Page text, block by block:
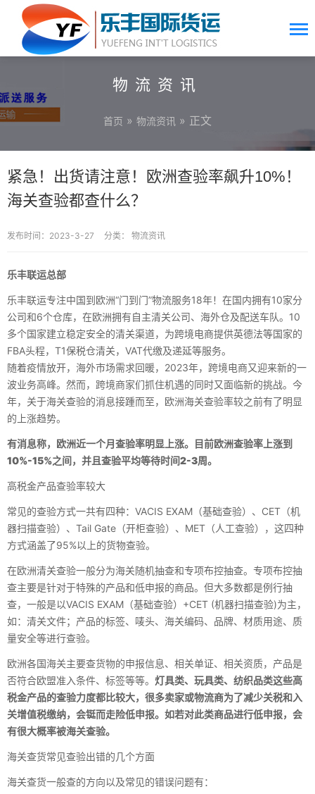
物流资讯
首页 » 物流资讯 » 正文
紧急！出货请注意！欧洲查验率飙升10%！
海关查验都查什么？
发布时间：2023-3-27 分类： 物流资讯
乐丰联运总部
乐丰联运专注中国到欧洲“门到门”物流服务18年！在国内拥有10家分
公司和6个仓库，在欧洲拥有自主清关公司、海外仓及配送车队。10
多个国家建立稳定安全的清关渠道，为跨境电商提供英德法等国家的
FBA头程，T1保税仓清关，VAT代缴及递延等服务。
随着疫情放开，海外市场需求回暖，2023年，跨境电商又迎来新的一
波业务高峰。然而，跨境商家们抓住机遇的同时又面临新的挑战。今
年，关于海关查验的消息接踵而至，欧洲海关查验率较之前有了明显
的上涨趋势。
有消息称，欧洲近一个月查验率明显上涨。目前欧洲查验率上涨到
10%-15%之间，并且查验平均等待时间2-3周。
高税金产品查验率较大
常见的查验方式一共有四种：VACIS EXAM（基础查验）、CET（机
器扫描查验）、Tail Gate（开柜查验）、MET（人工查验），这四种
方式涵盖了95%以上的货物查验。
在欧洲清关查验一般分为海关随机抽查和专项布控抽查。专项布控抽
查主要是针对于特殊的产品和低申报的商品。但大多数都是例行抽
查，一般是以VACIS EXAM（基础查验）+CET (机器扫描查验)为主，
如：清关文件；产品的标签、唛头、海关编码、品牌、材质用途、质
量安全等进行查验。
欧洲各国海关主要查货物的申报信息、相关单证、相关资质，产品是
否符合欧盟准入条件、标签等等。 灯具类、玩具类、纺织品类这些高
税金产品的查验力度都比较大， 很多卖家或物流商为了减少关税和入
关增值税缴纳，会铤而走险低申报。如若对此类商品进行低申报，会
有很大概率被海关查验。
海关查货常见查验出错的几个方面
海关查货一般查的方向以及常见的错误问题有：